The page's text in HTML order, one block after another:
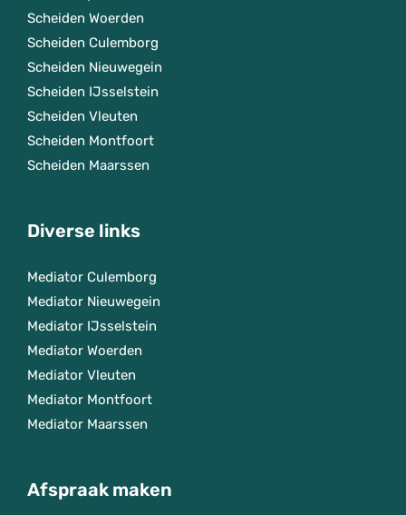
Scheiden Woerden
Scheiden Culemborg
Scheiden Nieuwegein
Scheiden IJsselstein
Scheiden Vleuten
Scheiden Montfoort
Scheiden Maarssen
Diverse links
Mediator Culemborg
Mediator Nieuwegein
Mediator IJsselstein
Mediator Woerden
Mediator Vleuten
Mediator Montfoort
Mediator Maarssen
Afspraak maken